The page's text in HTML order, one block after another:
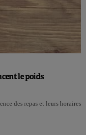
le poids
des repas et leurs horaires